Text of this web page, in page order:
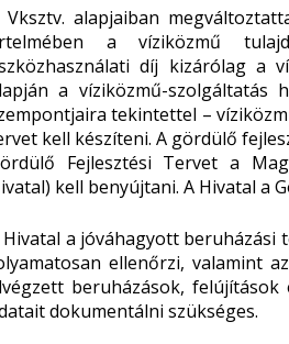
Vksztv. alapjaiban
a víziközmű
díj kizárólag a
a víziközmű-szolgáltatás
tekintettel –
kell készíteni. A gördülő
Fejlesztési Tervet a
kell benyújtani. A Hivatal a
Hivatal a jóváhagyott
ellenőrzi, valamint
beruházások, felújítások
dokumentálni szükséges.